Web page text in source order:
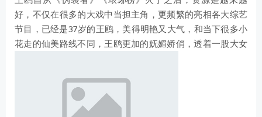
好，不仅在很多的大戏中当担主角，更频繁的亮相各大综艺
节目，已经是37岁的王鸥，美得明艳又大气，和当下很多小
花走的仙美路线不同，王鸥更加的妩媚娇俏，透着一股大女